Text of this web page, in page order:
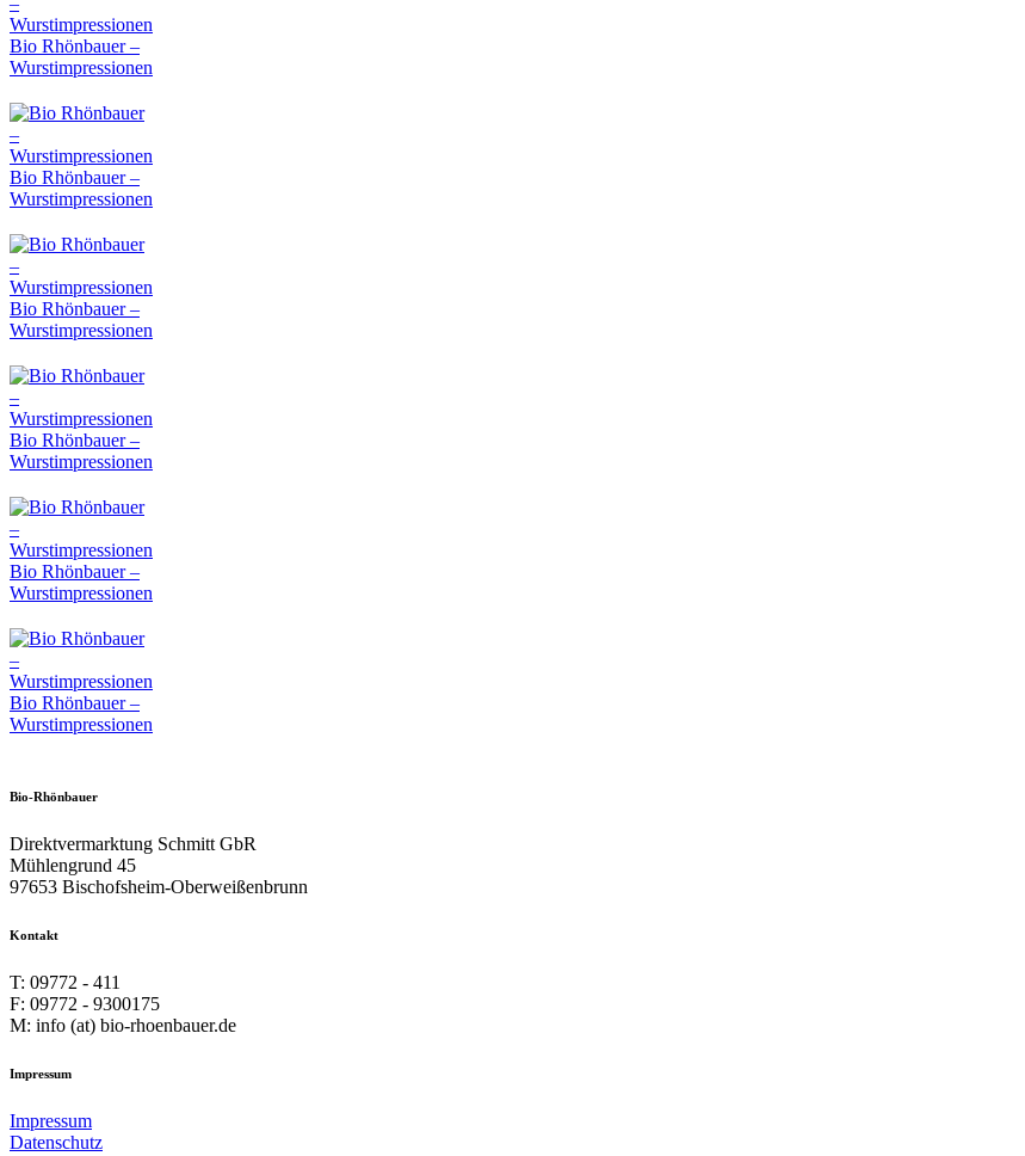
Bio Rhönbauer –
Wurstimpressionen
Bio Rhönbauer –
Wurstimpressionen
Bio Rhönbauer –
Wurstimpressionen
Bio Rhönbauer –
Wurstimpressionen
Bio Rhönbauer –
Wurstimpressionen
Bio Rhönbauer –
Wurstimpressionen
Bio-Rhönbauer
Direktvermarktung Schmitt GbR
Mühlengrund 45
97653 Bischofsheim-Oberweißenbrunn
Kontakt
T: 09772 - 411
F: 09772 - 9300175
M: info (at) bio-rhoenbauer.de
Impressum
Impressum
Datenschutz